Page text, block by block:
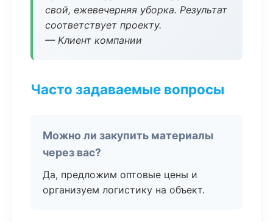
свой, ежевечерняя уборка. Результат
соответствует проекту.
— Клиент компании
Часто задаваемые вопросы
Можно ли закупить материалы
через вас?
Да, предложим оптовые цены и
организуем логистику на объект.